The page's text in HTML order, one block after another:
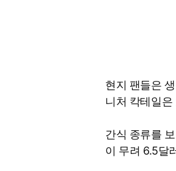
현지 팬들은
니처 칵테일
간식 종류를
이 무려 6.5달